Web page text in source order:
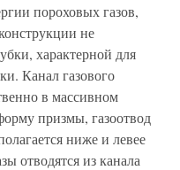
пороховых газов,
не
характерной для
Канал газового
в массивном
призмы, газоотвод
ниже и левее
отводятся из канала